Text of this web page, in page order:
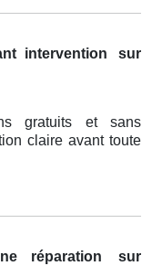
intervention
sur
gratuits et sans
claire avant toute
réparation
sur